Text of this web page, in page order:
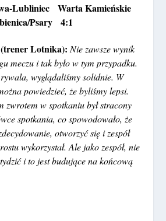
Lubliniec Warta Kamieńskie
Psary 4:1
Lotnika): Nie zawsze wynik
meczu i tak było w tym przypadku.
wyglądaliśmy solidnie. W
powiedzieć, że byliśmy lepsi.
zwrotem w spotkaniu był stracony
spotkania, co spowodowało, że
otworzyć się i zespół
wykorzystał. Ale jako zespół, nie
i to jest budujące na końcową